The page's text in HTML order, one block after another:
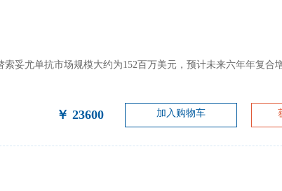
妥尤单抗市场规模大约为152百万美元，预计未来六年年复合
￥ 23600 加入购物车